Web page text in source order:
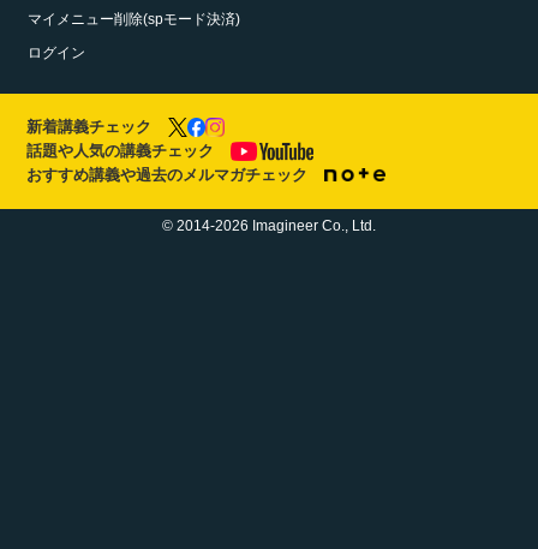
マイメニュー削除(spモード決済)
ログイン
新着講義チェック
話題や人気の講義チェック
おすすめ講義や過去のメルマガチェック
© 2014-2026 Imagineer Co., Ltd.